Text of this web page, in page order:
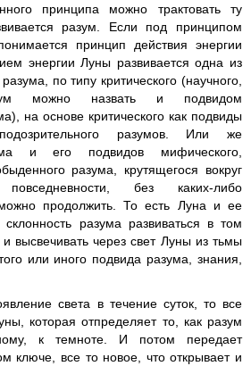
принципа можно трактовать ту
разум. Если под принципом
принцип действия энергии
энергии Луны развивается одна из
по типу критического (научного,
можно назвать и подвидом
на основе критического как подвиды
разумов. Или же
и его подвидов мифического,
разума, крутящегося вокруг
без каких-либо
продолжить. То есть Луна и ее
разума развиваться в том
высвечивать через свет Луны из тьмы
или иного подвида разума, знания,
света в течение суток, то все
которая отпределяет то, как разум
к темноте. И потом передает
ключе, все то новое, что открывает и